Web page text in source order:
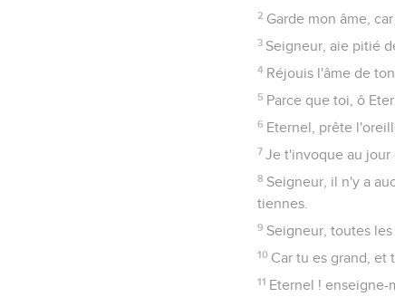
2 Garde mon âme,
3 Seigneur, aie pitié
4 Réjouis l'âme de
5 Parce que toi, ô
6 Eternel, prête
7 Je t'invoque au jour
8 Seigneur, il n'y a
tiennes.
9 Seigneur, toutes
10 Car tu es grand, et
11 Eternel ! enseigne-